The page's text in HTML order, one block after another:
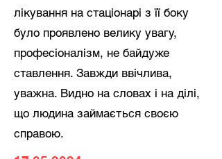
лікування на стаціонарі з її боку
було проявлено велику увагу,
професіоналізм, не байдуже
ставлення. Завжди ввічлива,
уважна. Видно на словах і на ділі,
що людина займається своєю
справою.